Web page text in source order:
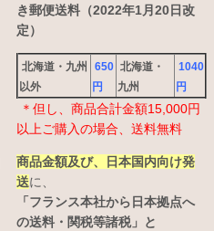
き郵便送料（2022年1月20日改
定）
北海道・九州
以外
650
円
北海道・
九州
1040
円
＊但し、商品合計金額15,000円
以上ご購入の場合、送料無料
商品金額及び、日本国内向け発
送に、
「フランス本社から日本拠点へ
の送料・関税等諸税」と